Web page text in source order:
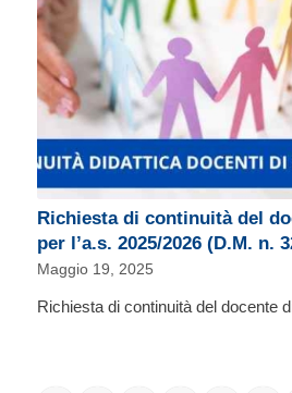
Richiesta di continuità del
per l’a.s. 2025/2026 (D.M. n.
Maggio 19, 2025
Richiesta di continuità del docente